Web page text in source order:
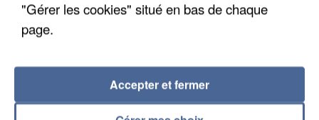
"Gérer les cookies" situé en bas de chaque
page.
Accepter et fermer